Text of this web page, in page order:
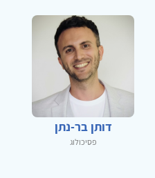
דותן בר-נתן
פסיכולוג